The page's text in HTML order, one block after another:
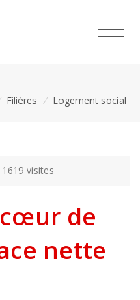
Filières / Logement social
1619 visites
de
nette